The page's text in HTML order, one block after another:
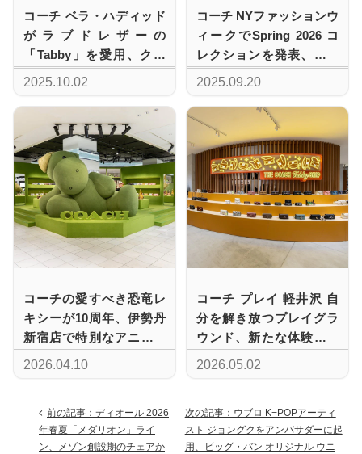
コーチ ベラ・ハディッド
がラブドレザーの
「Tabby」を愛用、クラ
フトの表情が映す個性
2025.10.02
コーチ NYファッションウ
ィークでSpring 2026 コ
レクションを発表、都会
の生命力を映した新作バ
2025.09.20
コーチの愛すべき恐竜レ
キシーが10周年、伊勢丹
新宿店で特別なアニバー
サリーイベント
2026.04.10
コーチ プレイ 軽井沢 自
分を解き放つプレイグラ
ウンド、新たな体験型ス
トアをオープン
2026.05.02
前の記事：ディオール 2026
年春夏「メダリオン」ライ
ン、メゾン創設期のチェアか
次の記事：ウブロ K−POPアーティ
スト ジョングクをアンバサダーに起
用、ビッグ・バン オリジナル ウニ